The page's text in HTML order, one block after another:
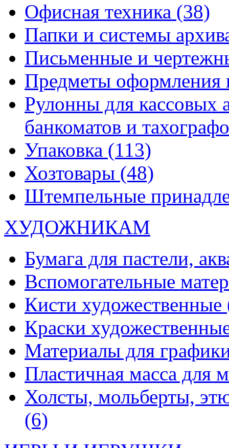
Офисная техника (38)
Папки и системы
Письменные и
Предметы оформления
Рулонны для кассовых
банкоматов и
Упаковка (113)
Хозтовары (48)
Штемпельные
ХУДОЖНИКАМ
Бумага для пастели,
Вспомогательные
Кисти художественные
Краски
Материалы для
Пластичная масса для
Холсты, мольберты,
(6)